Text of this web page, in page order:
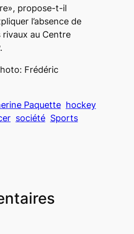
propose-t-il
l’absence de
rivaux au Centre
Frédéric
Paquette hockey
société Sports